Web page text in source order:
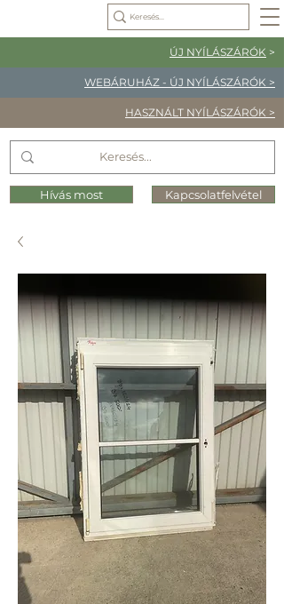
ÚJ NYÍLÁSZÁRÓK >
WEBÁRUHÁZ - ÚJ NYÍLÁSZÁRÓK >
HASZNÁLT NYÍLÁSZÁRÓK >
Hívás most Kapcsolatfelvétel